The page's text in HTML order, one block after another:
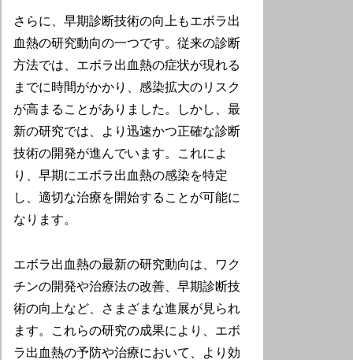
さらに、早期診断技術の向上もエボラ出
血熱の研究動向の一つです。従来の診断
方法では、エボラ出血熱の症状が現れる
までに時間がかかり、感染拡大のリスク
が高まることがありました。しかし、最
新の研究では、より迅速かつ正確な診断
技術の開発が進んでいます。これによ
り、早期にエボラ出血熱の感染を特定
し、適切な治療を開始することが可能に
なります。
エボラ出血熱の最新の研究動向は、ワク
チンの開発や治療法の改善、早期診断技
術の向上など、さまざまな進展が見られ
ます。これらの研究の成果により、エボ
ラ出血熱の予防や治療において、より効